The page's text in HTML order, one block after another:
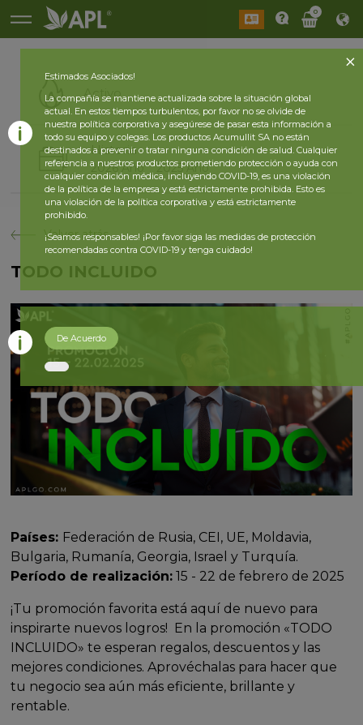
0
Activo
Historia
2026 Año 2025 Año
Volver atrás
TODO INCLUIDO
Países: Federación de Rusia, CEI, UE, Moldavia,
Bulgaria, Rumanía, Georgia, Israel y Turquía.
Período de realización: 15 - 22 de febrero de 2025
¡Tu promoción favorita está aquí de nuevo para
inspirarte nuevos logros! En la promoción «TODO
INCLUIDO» te esperan regalos, descuentos y las
mejores condiciones. Aprovéchalas para hacer que
tu negocio sea aún más eficiente, brillante y
rentable.
Estimados Asociados!
La compañía se mantiene actualizada sobre la situación global
actual. En estos tiempos turbulentos, por favor no se olvide de
nuestra política corporativa y asegúrese de pasar esta información a
todo su equipo y colegas. Los productos Acumullit SA no están
destinados a prevenir o tratar ninguna condición de salud. Cualquier
referencia a nuestros productos prometiendo protección o ayuda con
cualquier condición médica, incluyendo COVID-19, es una violación
de la política de la empresa y está estrictamente prohibida. Esto es
una violación de la política corporativa y está estrictamente
prohibido.
¡Seamos responsables! ¡Por favor siga las medidas de protección
recomendadas contra COVID-19 y tenga cuidado!
De Acuerdo